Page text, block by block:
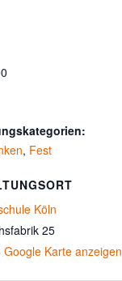
, Fest
Köln
25
Google Karte anzeigen